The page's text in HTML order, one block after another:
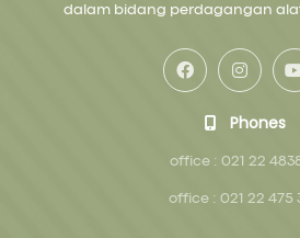
dalam bidang perdagangan
Phones
office : 021 22
office : 021 22 475